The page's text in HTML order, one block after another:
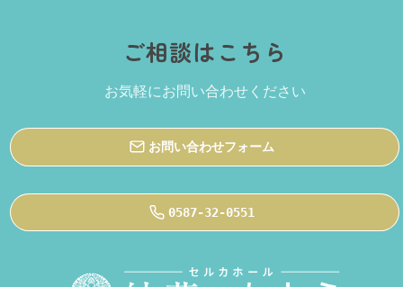
ご相談はこちら
お気軽にお問い合わせください
お問い合わせフォーム
0587-32-0551